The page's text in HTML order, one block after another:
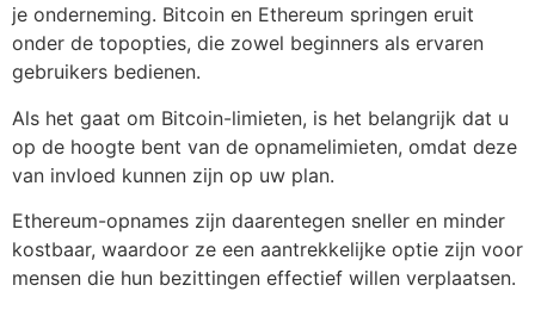
je onderneming. Bitcoin en Ethereum springen eruit
onder de topopties, die zowel beginners als ervaren
gebruikers bedienen.
Als het gaat om Bitcoin-limieten, is het belangrijk dat u
op de hoogte bent van de opnamelimieten, omdat deze
van invloed kunnen zijn op uw plan.
Ethereum-opnames zijn daarentegen sneller en minder
kostbaar, waardoor ze een aantrekkelijke optie zijn voor
mensen die hun bezittingen effectief willen verplaatsen.